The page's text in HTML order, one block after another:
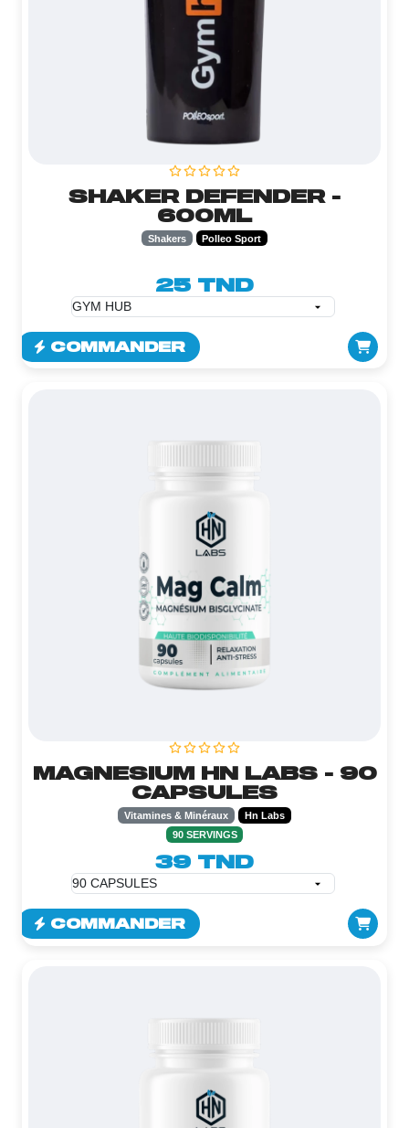
SHAKER DEFENDER -
600ML
Shakers Polleo Sport
25 TND
COMMANDER
MAGNESIUM HN LABS - 90
CAPSULES
Vitamines & Minéraux
Hn Labs
90 SERVINGS
39 TND
COMMANDER